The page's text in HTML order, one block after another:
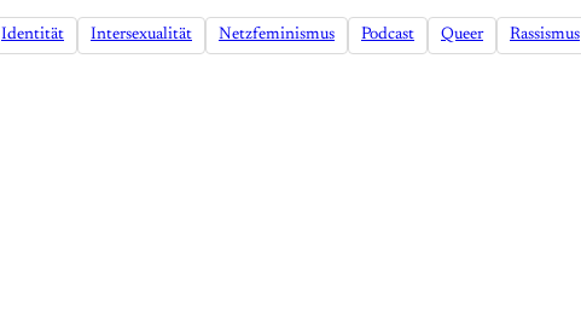
Identität Intersexualität Netzfeminismus Podcast Queer Rassismus